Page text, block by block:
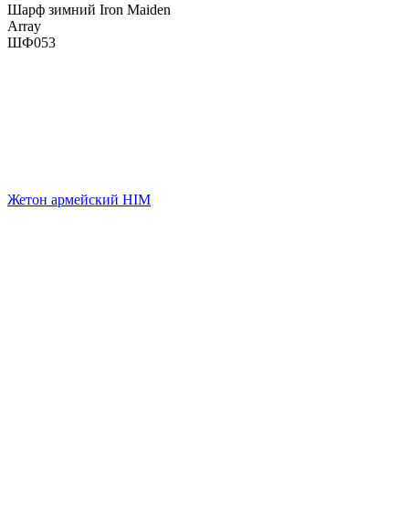
Шарф зимний Iron Maiden
Array
ШФ053
Жетон армейский HIM